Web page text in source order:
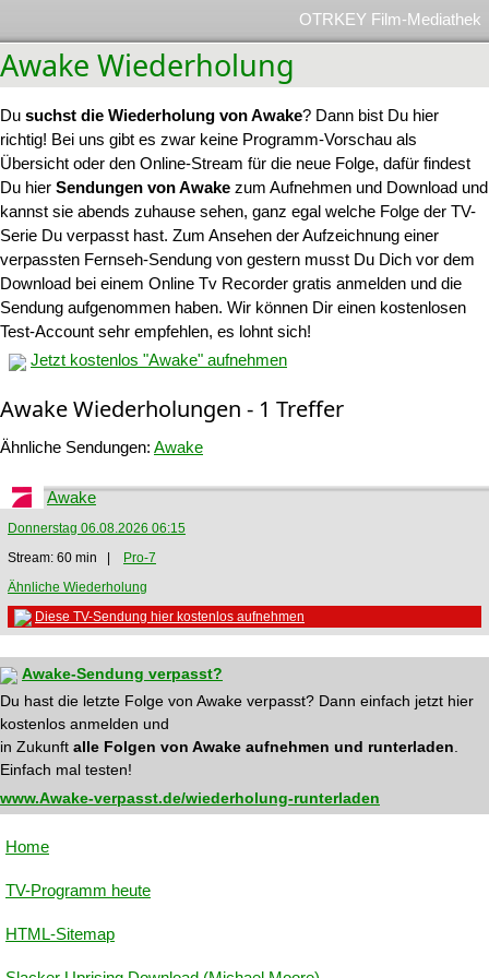
OTRKEY Film-Mediathek
Awake Wiederholung
Du suchst die Wiederholung von Awake? Dann bist Du hier
richtig! Bei uns gibt es zwar keine Programm-Vorschau als
Übersicht oder den Online-Stream für die neue Folge, dafür findest
Du hier Sendungen von Awake zum Aufnehmen und Download und
kannst sie abends zuhause sehen, ganz egal welche Folge der TV-
Serie Du verpasst hast. Zum Ansehen der Aufzeichnung einer
verpassten Fernseh-Sendung von gestern musst Du Dich vor dem
Download bei einem Online Tv Recorder gratis anmelden und die
Sendung aufgenommen haben. Wir können Dir einen kostenlosen
Test-Account sehr empfehlen, es lohnt sich!
Jetzt kostenlos "Awake" aufnehmen
Awake Wiederholungen - 1 Treffer
Ähnliche Sendungen: Awake
Awake
Donnerstag 06.08.2026 06:15
Stream: 60 min |
Pro-7
Ähnliche Wiederholung
Diese TV-Sendung hier kostenlos aufnehmen
Awake-Sendung verpasst?
Du hast die letzte Folge von Awake verpasst? Dann einfach jetzt hier
kostenlos anmelden und
in Zukunft alle Folgen von Awake aufnehmen und runterladen
Einfach mal testen!
www.Awake-verpasst.de/wiederholung-runterladen
Home
TV-Programm heute
HTML-Sitemap